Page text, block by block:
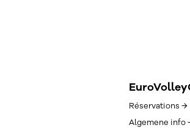
Réservations →
Algemene info